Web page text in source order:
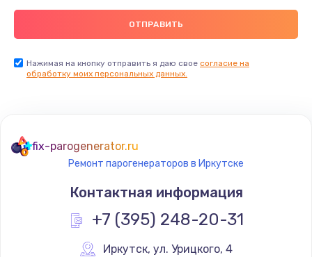
Нажимая на кнопку отправить я даю свое согласие на
обработку моих персональных данных.
fix-parogenerator.ru
Ремонт парогенераторов в Иркутске
Контактная информация
+7 (395) 248-20-31
Иркутск, ул. Урицкого, 4